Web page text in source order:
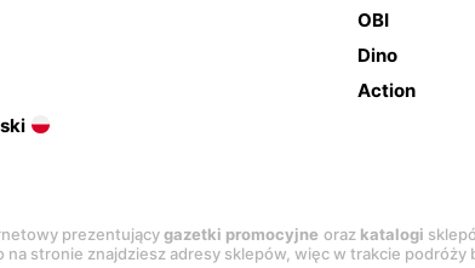
OBI
Dino
Action
prezentującygazetki promocyjne oraz katalogi
na stronie znajdziesz adresy sklepów, więc w trakcie